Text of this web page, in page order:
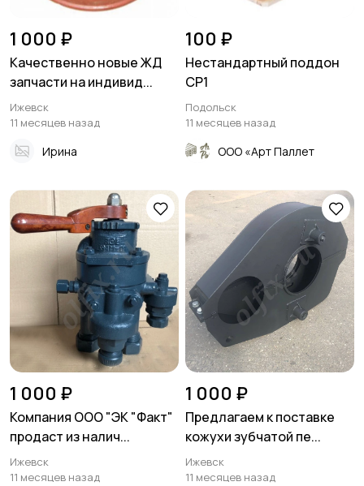
1 000 ₽
Качественно новые ЖД
запчасти на индивид...
Ижевск
11 месяцев назад
Ирина
100 ₽
Нестандартный поддон
CP1
Подольск
11 месяцев назад
ООО «Арт Паллет
1 000 ₽
Компания ООО "ЭК "Факт"
продаст из налич...
Ижевск
11 месяцев назад
1 000 ₽
Предлагаем к поставке
кожухи зубчатой пе...
Ижевск
11 месяцев назад